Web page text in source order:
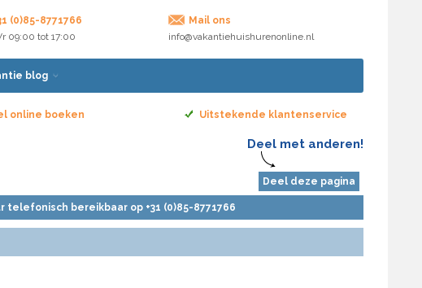
(0)85-8771766
09:00 tot 17:00
Mail ons
info@vakantiehuishurenonline.nl
blog
online boeken Uitstekende klantenservice
Deel met anderen!
Deel deze pagina
telefonisch bereikbaar op +31 (0)85-8771766